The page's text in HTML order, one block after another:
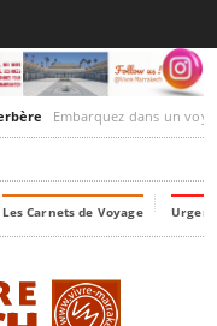
Embarquez dans un voyage culturel dans le
Les Carnets de Voyage